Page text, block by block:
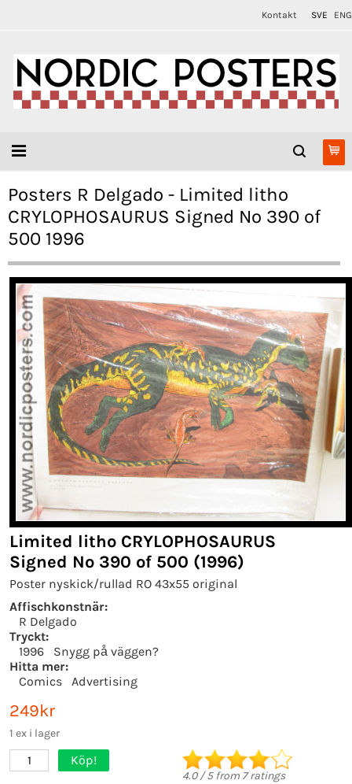
Kontakt SVE ENG
Posters R Delgado - Limited litho
CRYLOPHOSAURUS Signed No 390 of
500 1996
Limited litho CRYLOPHOSAURUS
Signed No 390 of 500 (1996)
Poster nyskick/rullad RO 43x55 original
Affischkonstnär:
R Delgado
Tryckt:
1996
Snygg på väggen?
Hitta mer:
Comics
Advertising
249kr
1 ex i lager
1 Köp!
4.0/5from 7ratings